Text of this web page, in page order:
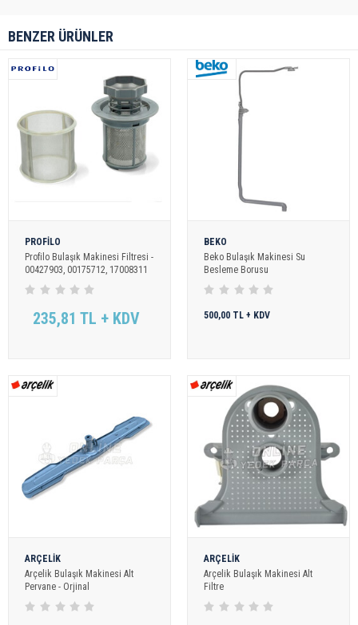
BENZER ÜRÜNLER
PROFİLO
Profilo Bulaşık Makinesi Filtresi -
00427903, 00175712, 17008311
235,81 TL + KDV
BEKO
Beko Bulaşık Makinesi Su
Besleme Borusu
500,00 TL + KDV
ARÇELİK
Arçelik Bulaşık Makinesi Alt
Pervane - Orjinal
ARÇELİK
Arçelik Bulaşık Makinesi Alt
Filtre